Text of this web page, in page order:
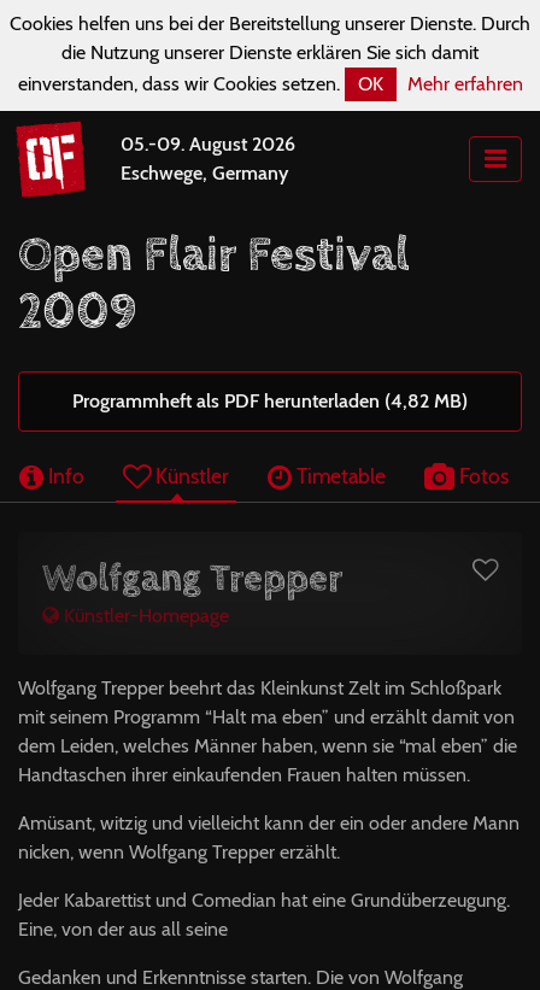
Cookies helfen uns bei der Bereitstellung unserer Dienste. Durch
die Nutzung unserer Dienste erklären Sie sich damit
einverstanden, dass wir Cookies setzen.
OK Mehr erfahren
05.-09. August 2026
Eschwege, Germany
Open Flair Festival
2009
Programmheft als PDF herunterladen (4,82 MB)
Info Künstler Timetable Fotos
Wolfgang Trepper
Künstler-Homepage
Wolfgang Trepper beehrt das Kleinkunst Zelt im Schloßpark
mit seinem Programm “Halt ma eben” und erzählt damit von
dem Leiden, welches Männer haben, wenn sie “mal eben” die
Handtaschen ihrer einkaufenden Frauen halten müssen.
Amüsant, witzig und vielleicht kann der ein oder andere Mann
nicken, wenn Wolfgang Trepper erzählt.
Jeder Kabarettist und Comedian hat eine Grundüberzeugung.
Eine, von der aus all seine
Gedanken und Erkenntnisse starten. Die von Wolfgang